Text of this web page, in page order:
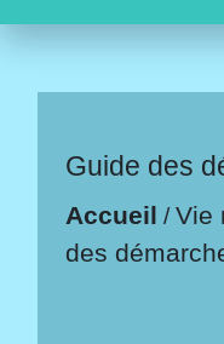
Guide des
Accueil /Vie
des